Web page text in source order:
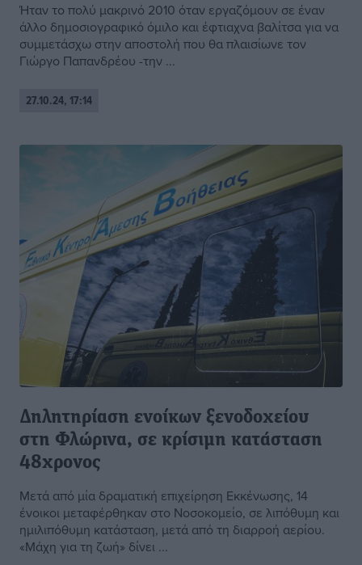
Ήταν το πολύ μακρινό 2010 όταν εργαζόμουν σε έναν
άλλο δημοσιογραφικό όμιλο και έφτιαχνα βαλίτσα για να
συμμετάσχω στην αποστολή που θα πλαισίωνε τον
Γιώργο Παπανδρέου -την ...
27.10.24, 17:14
Δηλητηρίαση ενοίκων ξενοδοχείου
στη Φλώρινα, σε κρίσιμη κατάσταση
48χρονος
Μετά από μία δραματική επιχείρηση Εκκένωσης, 14
ένοικοι μεταφέρθηκαν στο Νοσοκομείο, σε λιπόθυμη και
ημιλιπόθυμη κατάσταση, μετά από τη διαρροή αερίου.
«Μάχη για τη ζωή» δίνει ...